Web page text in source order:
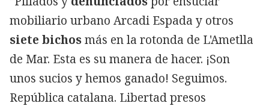
mobiliario urbano Arcadi Espada y otros
siete bichosmás en la rotonda de L'Ametlla
de Mar. Esta es su manera de hacer. ¡Son
unos sucios y hemos ganado! Seguimos.
República catalana. Libertad presos